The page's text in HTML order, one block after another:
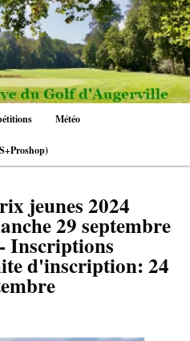
Météo
jeunes 2024
29 septembre
Inscriptions
d'inscription: 24